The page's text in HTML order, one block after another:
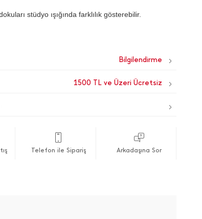
stüdyo ışığında farklılık gösterebilir.
1500 TL ve Üzeri Ücretsiz
Telefon ile Sipariş Arkadaşına Sor